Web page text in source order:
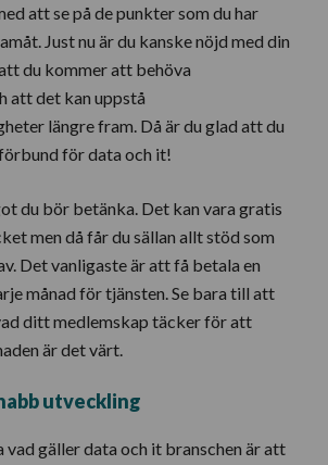
att se på de punkter som du har
Just nu är du kanske nöjd med din
du kommer att behöva
att det kan uppstå
längre fram. Då är du glad att du
för data och it!
du bör betänka. Det kan vara gratis
men då får du sällan allt stöd som
Det vanligaste är att få betala en
månad för tjänsten. Se bara till att
ditt medlemskap täcker för att
är det värt.
utveckling
gäller data och it branschen är att